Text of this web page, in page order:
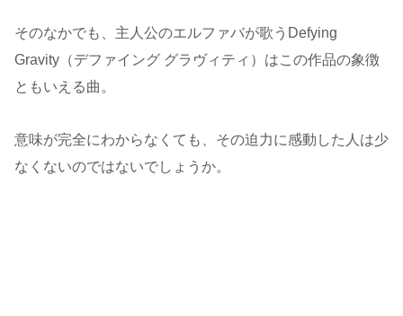
そのなかでも、主人公のエルファバが歌うDefying
Gravity（デファイング グラヴィティ）はこの作品の象徴
ともいえる曲。
意味が完全にわからなくても、その迫力に感動した人は少
なくないのではないでしょうか。